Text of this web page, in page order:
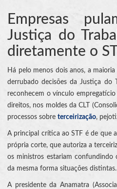
Empresas
Justiça do
diretamente o
Há pelo menos dois anos, a
derrubado decisões da Justiça do
reconhecem o vínculo
direitos, nos moldes da CLT
processos sobre terceirização,
A principal crítica ao STF é de que
própria corte, que autoriza a
os ministros estariam confundindo
da mesma forma situações distintas.
A presidente da Anamatra